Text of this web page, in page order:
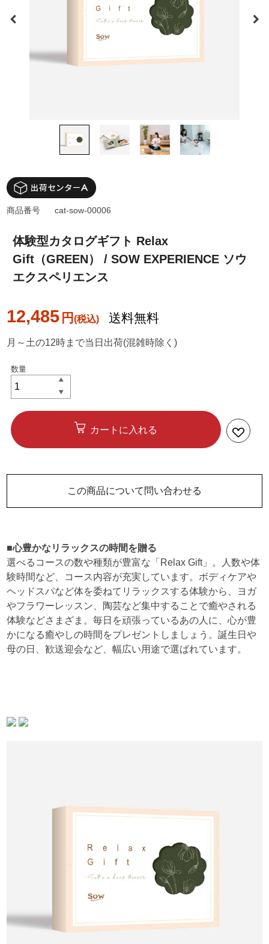
体験型カタログギフト Relax
Gift（GREEN） / SOW EXPERIENCE ソウ
エクスペリエンス
12,485 円 送料無料
商品番号 cat-sow-00006
月～土の12時まで当日出荷(混雑時除く)
カートに入れる
この商品について問い合わせる
■心豊かなリラックスの時間を贈る
選べるコースの数や種類が豊富な「Relax Gift」。人数や体
験時間など、コース内容が充実しています。ボディケアや
ヘッドスパなど体を委ねてリラックスする体験から、ヨガ
やフラワーレッスン、陶芸など集中することで癒やされる
体験などさまざま。毎日を頑張っているあの人に、心が豊
かになる癒やしの時間をプレゼントしましょう。誕生日や
母の日、歓送迎会など、幅広い用途で選ばれています。